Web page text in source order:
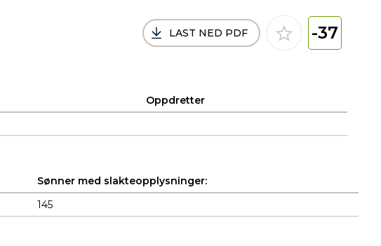
LAST NED PDF -37
Oppdretter
Sønner med slakteopplysninger:
145